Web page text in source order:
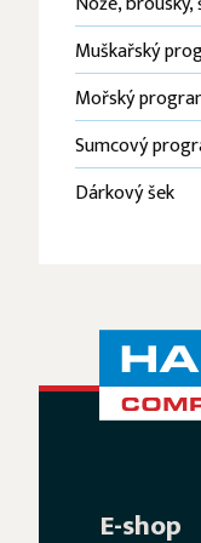
Muškařský
Mořský
Sumcový
Dárkový šek
E-shop